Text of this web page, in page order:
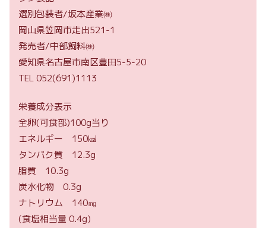
選別包装者/坂本産業㈱
岡山県笠岡市走出521-1
発売者/中部飼料㈱
愛知県名古屋市南区豊田5-5-20
TEL 052(691)1113
栄養成分表示
全卵(可食部)100g当り
エネルギー 150㎉
タンパク質 12.3g
脂質 10.3g
炭水化物 0.3g
ナトリウム 140㎎
(食塩相当量 0.4g)